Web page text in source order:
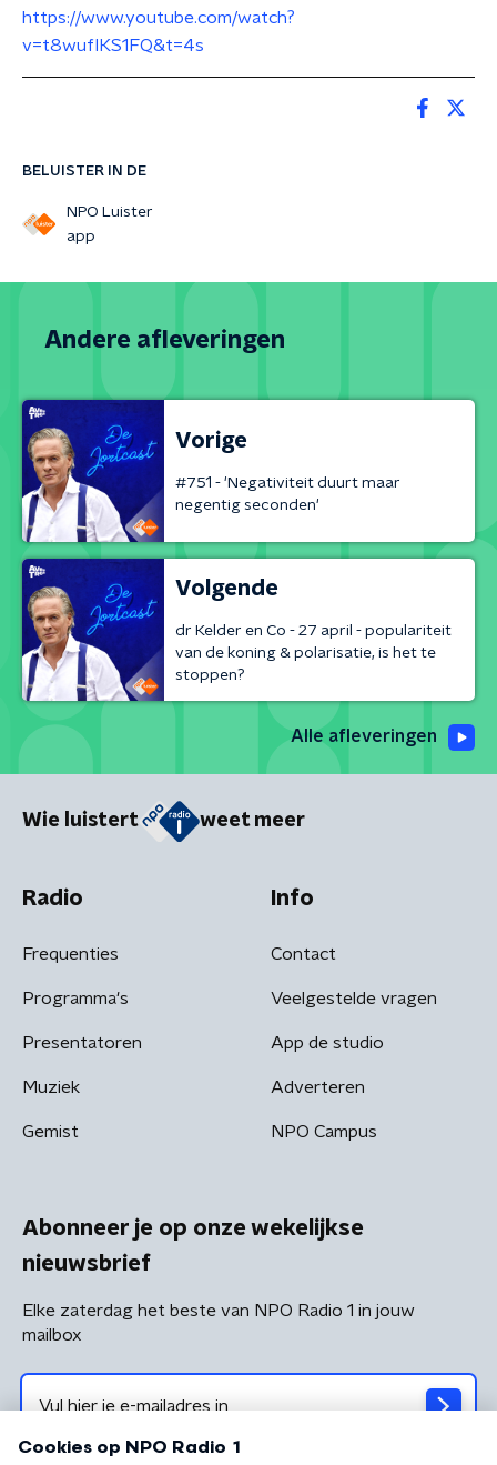
BELUISTER IN DE
NPO Luister
app
https://www.youtube.com/watch?
v=t8wufIKS1FQ&t=4s
Andere afleveringen
Vorige
#751 - 'Negativiteit duurt maar
negentig seconden'
Volgende
dr Kelder en Co - 27 april - populariteit
van de koning & polarisatie, is het te
stoppen?
Alle afleveringen
Wie luistert weet meer
Radio
Frequenties
Programma's
Presentatoren
Muziek
Gemist
Info
Contact
Veelgestelde vragen
App de studio
Adverteren
NPO Campus
Abonneer je op onze wekelijkse
nieuwsbrief
Elke zaterdag het beste van NPO Radio 1 in jouw
mailbox